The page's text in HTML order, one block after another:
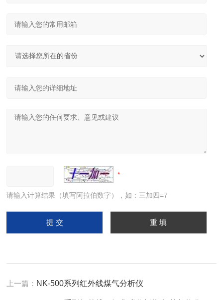
请输入计算结果（填写阿拉伯数字），如：三加四=7
上一篇： NK-500系列红外线煤气分析仪